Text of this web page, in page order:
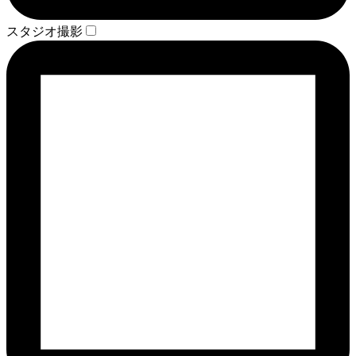
スタジオ撮影